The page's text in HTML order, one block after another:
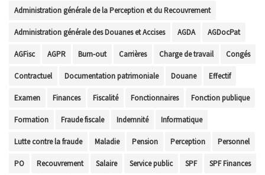
Administration générale de la Perception et du Recouvrement
Administration générale des Douanes et Accises AGDA AGDocPat
AGFisc AGPR Burn-out Carrières Charge de travail Congés
Contractuel Documentation patrimoniale Douane Effectif
Examen Finances Fiscalité Fonctionnaires Fonction publique
Formation Fraude fiscale Indemnité Informatique
Lutte contre la fraude Maladie Pension Perception Personnel
PO Recouvrement Salaire Service public SPF SPF Finances